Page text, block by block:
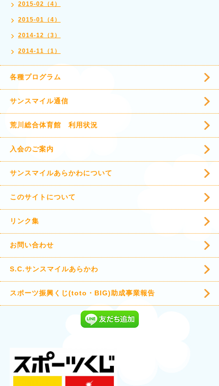
2015-02（4）
2015-01（4）
2014-12（3）
2014-11（1）
各種プログラム
サンスマイル通信
荒川総合体育館 利用状況
入会のご案内
サンスマイルあらかわについて
このサイトについて
リンク集
お問い合わせ
S.C.サンスマイルあらかわ
スポーツ振興くじ(toto・BIG)助成事業報告